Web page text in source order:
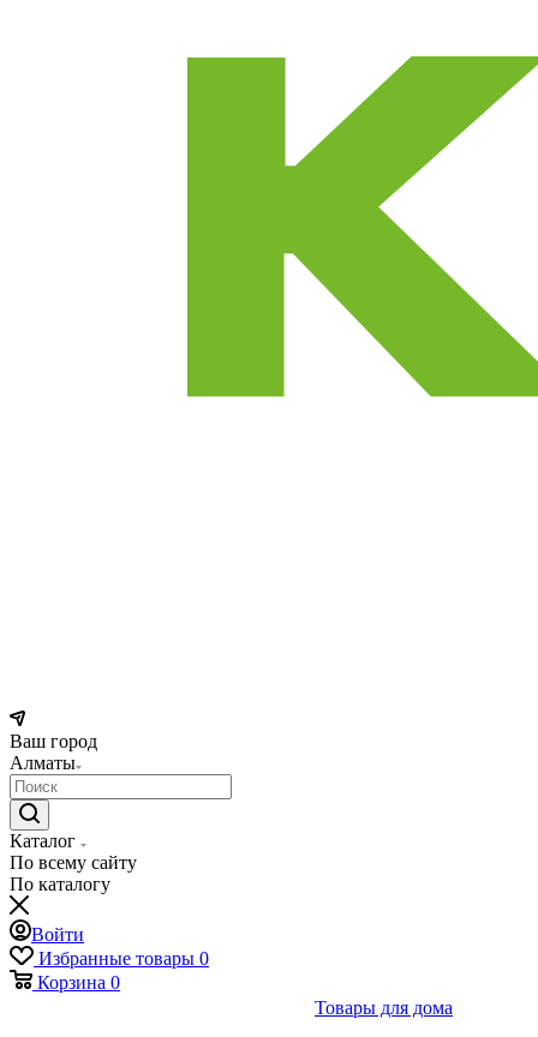
Ваш город
Алматы
Каталог
По всему сайту
По каталогу
Войти
Избранные товары 0
Корзина 0
Товары для дома